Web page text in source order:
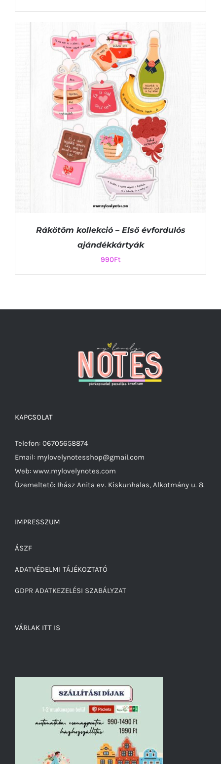
KOSÁRBA TESZEM
RÉSZLETEK
Rákötöm kollekció – Első évfordulós
ajándékkártyák
990Ft
KAPCSOLAT
Telefon: 06705658874
Email: mylovelynotesshop@gmail.com
Web: www.mylovelynotes.com
Üzemeltető: Ihász Anita ev. Kiskunhalas, Alkotmány u. 8.
IMPRESSZUM
ÁSZF
ADATVÉDELMI TÁJÉKOZTATÓ
GDPR ADATKEZELÉSI SZABÁLYZAT
VÁRLAK ITT IS